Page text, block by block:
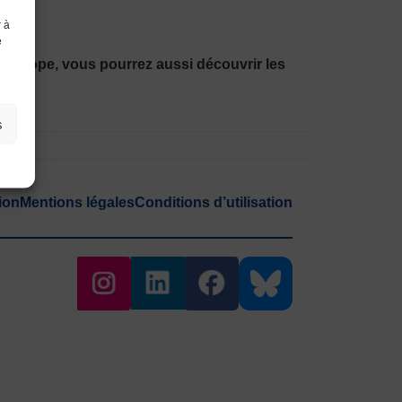
à
vous pourrez aussi découvrir les
Mentions légalesConditions d’utilisation